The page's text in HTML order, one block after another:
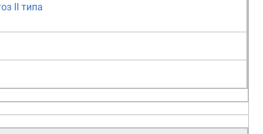
II типа